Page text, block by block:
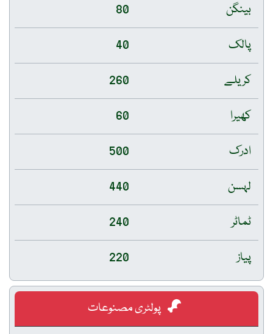
بینگن
80
پالک
40
کریلے
260
کھیرا
60
ادرک
500
لہسن
440
ٹماٹر
240
پیاز
220
پولٹری مصنوعات